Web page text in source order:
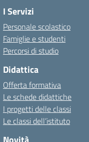
I Servizi
Personale scolastico
Famiglie e studenti
Percorsi di studio
Didattica
Offerta formativa
Le schede didattiche
I progetti delle classi
Le classi dell’istituto